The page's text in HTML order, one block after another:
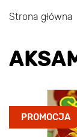
Strona główna
PROMOCJA